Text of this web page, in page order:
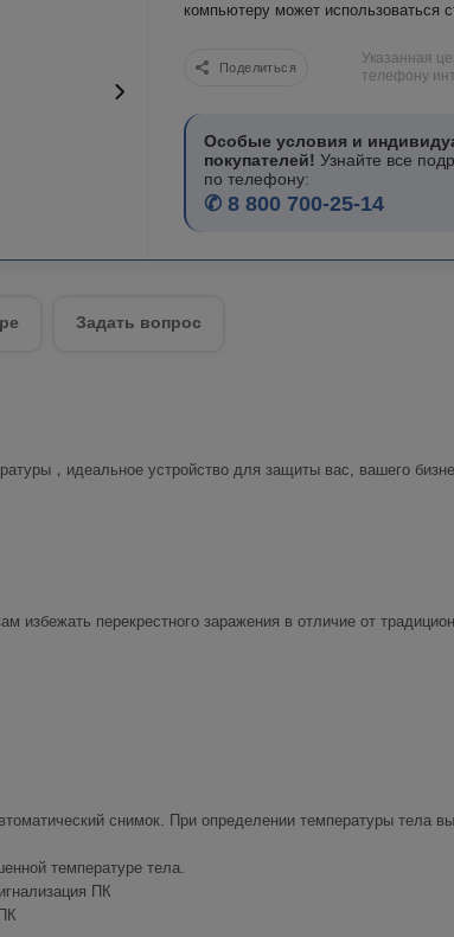
компьютеру может использоваться
Поделиться
Указанная
телефону
Особые условия и
покупателей! Узнайте все
по телефону:
✆ 8 800 700-25-14
Задать вопрос
，идеальное устройство для защиты вас, вашего
избежать перекрестного заражения в отличие от
снимок. При определении температуры тела
температуре тела.
ПК